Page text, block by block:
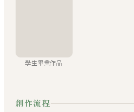
學生畢業作品
創作流程